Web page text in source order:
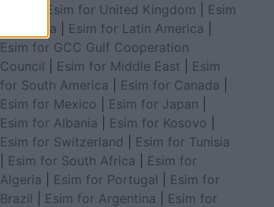
Esim for United Kingdom
Esim
for Africa
Esim for Latin America
Esim for GCC Gulf Cooperation
Council
Esim for Middle East
Esim
for South America
Esim for Canada
Esim for Mexico
Esim for Japan
Esim for Albania
Esim for Kosovo
Esim for Switzerland
Esim for Tunisia
Esim for South Africa
Esim for
Algeria
Esim for Portugal
Esim for
Brazil
Esim for Argentina
Esim for